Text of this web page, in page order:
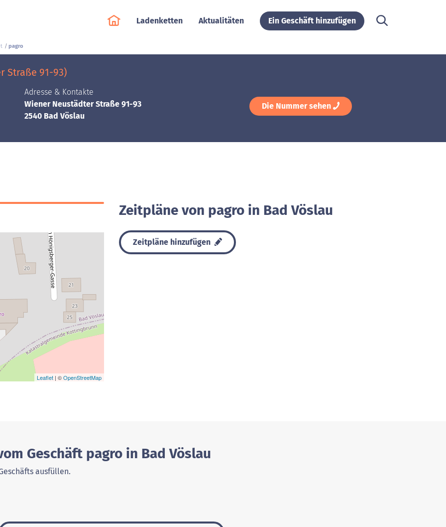
Ladenketten Aktualitäten Ein Geschäft hinzufügen
pagro
Straße 91-93)
Adresse & Kontakte
Wiener Neustädter Straße 91-93
2540 Bad Vöslau
Die Nummer sehen
Leaflet | ©OpenStreetMap
Zeitpläne von pagro in Bad Vöslau
Zeitpläne hinzufügen
Geschäft pagro in Bad Vöslau
ausfüllen.